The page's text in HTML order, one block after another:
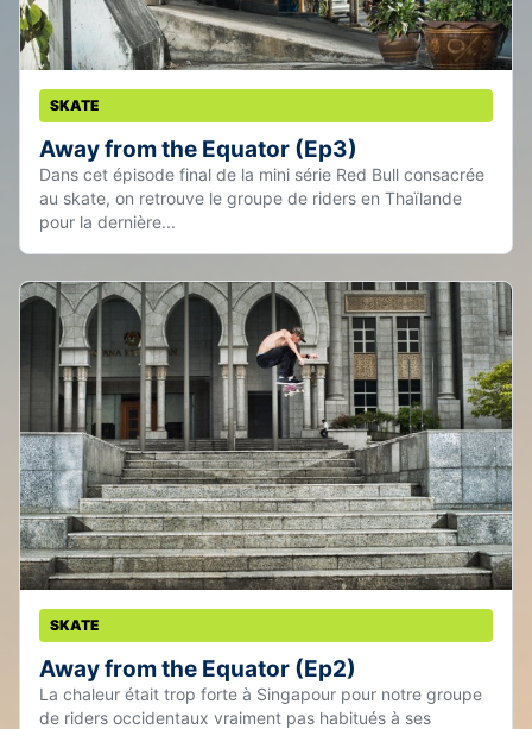
SKATE
Away from the Equator (Ep3)
Dans cet épisode final de la mini série Red Bull consacrée
au skate, on retrouve le groupe de riders en Thaïlande
pour la dernière...
SKATE
Away from the Equator (Ep2)
La chaleur était trop forte à Singapour pour notre groupe
de riders occidentaux vraiment pas habitués à ses